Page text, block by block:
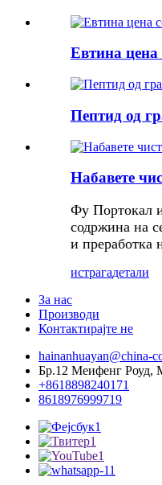
Евтина цена
Пептид од
Набавете
Фу Портокал
содржина на
и преработка
истрагадетали
За нас
Производи
Контактирајте не
hainanhuayan@china-
Бр.12 Меифенг Роуд,
+8618898240171
8618976999719